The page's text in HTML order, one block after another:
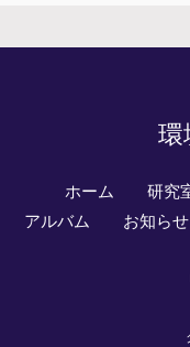
環
ホーム 研究
アルバム
お知らせ